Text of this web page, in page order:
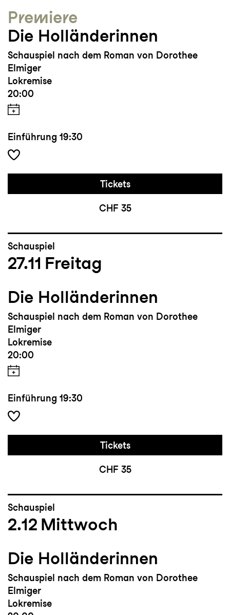
Premiere
Die Holländerinnen
Schauspiel nach dem Roman von Dorothee
Elmiger
Lokremise
20:00
Einführung 19:30
Tickets
CHF 35
Schauspiel
27.11 Freitag
Die Holländerinnen
Schauspiel nach dem Roman von Dorothee
Elmiger
Lokremise
20:00
Einführung 19:30
Tickets
CHF 35
Schauspiel
2.12 Mittwoch
Die Holländerinnen
Schauspiel nach dem Roman von Dorothee
Elmiger
Lokremise